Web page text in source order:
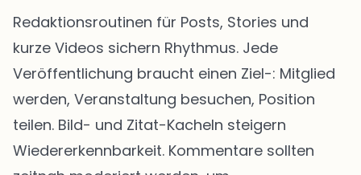
Redaktionsroutinen für Posts, Stories und
kurze Videos sichern Rhythmus. Jede
Veröffentlichung braucht einen Ziel-: Mitglied
werden, Veranstaltung besuchen, Position
teilen. Bild- und Zitat-Kacheln steigern
Wiedererkennbarkeit. Kommentare sollten